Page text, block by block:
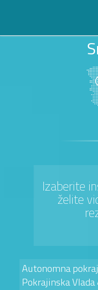
Izaberite
želite
Autonomna
Pokrajinska Vlada